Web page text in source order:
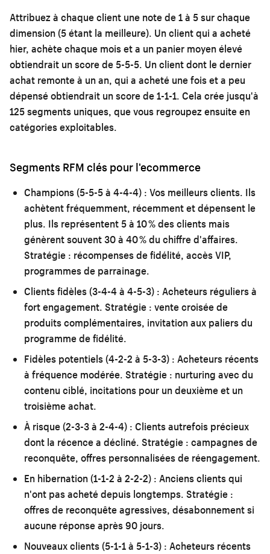
Attribuez à chaque client une note de 1 à 5 sur chaque
dimension (5 étant la meilleure). Un client qui a acheté
hier, achète chaque mois et a un panier moyen élevé
obtiendrait un score de 5-5-5. Un client dont le dernier
achat remonte à un an, qui a acheté une fois et a peu
dépensé obtiendrait un score de 1-1-1. Cela crée jusqu'à
125 segments uniques, que vous regroupez ensuite en
catégories exploitables.
Segments RFM clés pour l'ecommerce
Champions (5-5-5 à 4-4-4) : Vos meilleurs clients. Ils
achètent fréquemment, récemment et dépensent le
plus. Ils représentent 5 à 10 % des clients mais
génèrent souvent 30 à 40 % du chiffre d'affaires.
Stratégie : récompenses de fidélité, accès VIP,
programmes de parrainage.
Clients fidèles (3-4-4 à 4-5-3) : Acheteurs réguliers à
fort engagement. Stratégie : vente croisée de
produits complémentaires, invitation aux paliers du
programme de fidélité.
Fidèles potentiels (4-2-2 à 5-3-3) : Acheteurs récents
à fréquence modérée. Stratégie : nurturing avec du
contenu ciblé, incitations pour un deuxième et un
troisième achat.
À risque (2-3-3 à 2-4-4) : Clients autrefois précieux
dont la récence a décliné. Stratégie : campagnes de
reconquête, offres personnalisées de réengagement.
En hibernation (1-1-2 à 2-2-2) : Anciens clients qui
n'ont pas acheté depuis longtemps. Stratégie :
offres de reconquête agressives, désabonnement si
aucune réponse après 90 jours.
Nouveaux clients (5-1-1 à 5-1-3) : Acheteurs récents